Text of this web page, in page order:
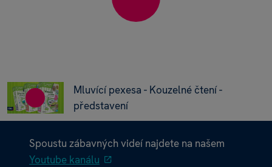
Mluvící pexesa - Kouzelné čtení -
představení
Spoustu zábavných videí najdete na našem
Youtube kanálu